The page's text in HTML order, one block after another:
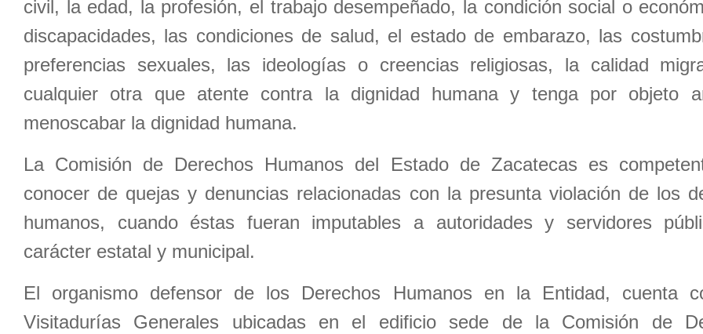
civil, la edad, la profesión, el trabajo desempeñado, la condición social o
discapacidades, las condiciones de salud, el estado de embarazo, las
preferencias sexuales, las ideologías o creencias religiosas, la calidad
cualquier otra que atente contra la dignidad humana y tenga por objeto
menoscabar la dignidad humana.
La Comisión de Derechos Humanos del Estado de Zacatecas es
conocer de quejas y denuncias relacionadas con la presunta violación de los
humanos, cuando éstas fueran imputables a autoridades y servidores
carácter estatal y municipal.
El organismo defensor de los Derechos Humanos en la Entidad, cuenta
Visitadurías Generales ubicadas en el edificio sede de la Comisión de